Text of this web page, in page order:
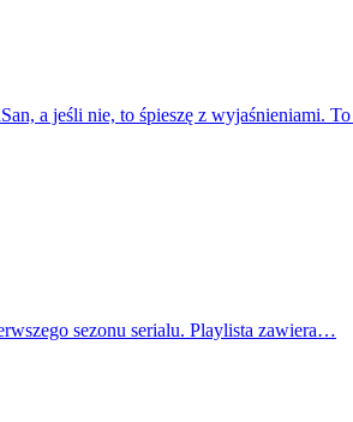
a jeśli nie, to śpieszę z wyjaśnieniami.
sezonu serialu. Playlista zawiera…